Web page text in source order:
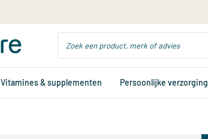
Vitamines & supplementen Persoonlijke verzorging